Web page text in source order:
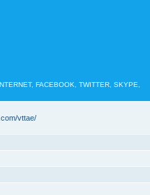
FACEBOOK, TWITTER, SKYPE,
vttae/